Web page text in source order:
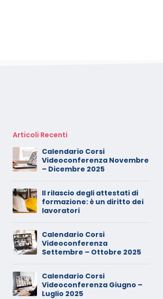
Articoli Recenti
Calendario Corsi
Videoconferenza Novembre
– Dicembre 2025
Il rilascio degli attestati di
formazione: è un diritto dei
lavoratori
Calendario Corsi
Videoconferenza
Settembre – Ottobre 2025
Calendario Corsi
Videoconferenza Giugno –
Luglio 2025